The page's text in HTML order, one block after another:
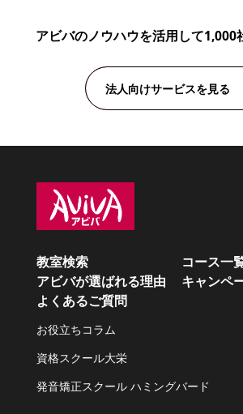
アビバのノウハウを活用して1,000
法人向けサービスを見る
教室検索
コース一
アビバが選ばれる理由
キャンペ
よくあるご質問
お役立ちコラム
資格スクール大栄
発音矯正スクール ハミングバード